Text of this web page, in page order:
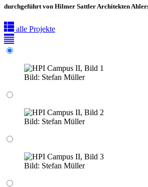
durchgeführt von Hilmer Sattler Architekten
alle Projekte
Bild: Stefan Müller
Bild: Stefan Müller
Bild: Stefan Müller